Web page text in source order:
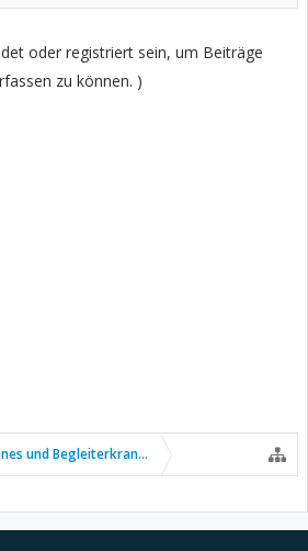
oder registriert sein, um Beiträge
zu können. )
und Begleiterkrankungen